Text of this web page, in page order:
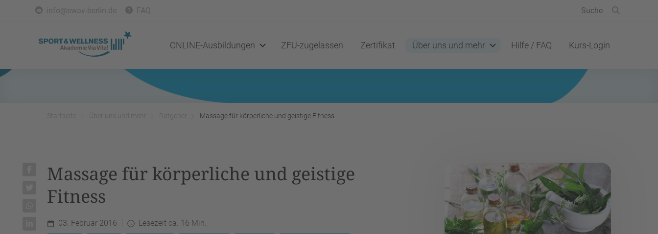
info@swav-berlin.de FAQ
ONLINE-Ausbildungen ZFU-zugelassen Zertifikat Über uns und mehr Hilfe / FAQ Kurs-Login
Startseite Über uns und mehr Ratgeber Massage für körperliche und geistige Fitness
Massage für körperliche und geistige
Fitness
03. Februar 2016 Lesezeit ca. 16 Min.